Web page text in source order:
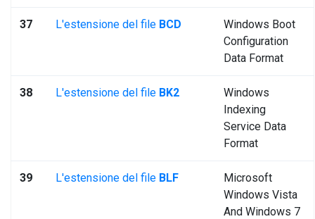
37 L'estensione del file BCD
Windows Boot
Configuration
Data Format
38 L'estensione del file BK2
Windows
Indexing
Service Data
Format
39 L'estensione del file BLF
Microsoft
Windows Vista
And Windows 7